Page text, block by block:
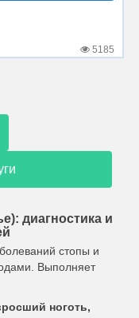
5185
диагностика и
стопы и
Выполняет
ноготь,